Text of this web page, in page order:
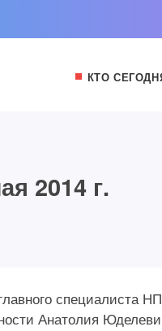
КТО
2014 г.
специалиста
Анатолия